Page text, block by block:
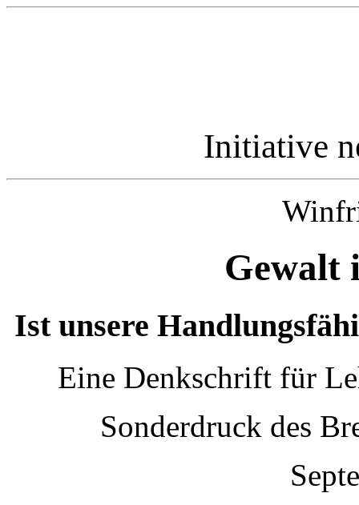
Initiative
Gewalt
Ist unsere
Eine Denkschrift für
Sonderdruck des